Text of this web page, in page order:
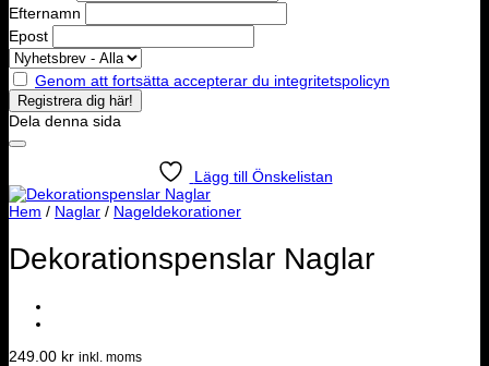
Efternamn
Epost
Genom att fortsätta accepterar du integritetspolicyn
Dela denna sida
Lägg till Önskelistan
Hem / Naglar / Nageldekorationer
Dekorationspenslar Naglar
249.00 kr inkl. moms